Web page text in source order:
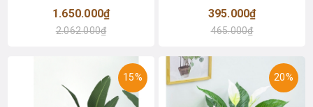
1.650.000₫
2.062.000₫
395.000₫
465.000₫
15% 20%